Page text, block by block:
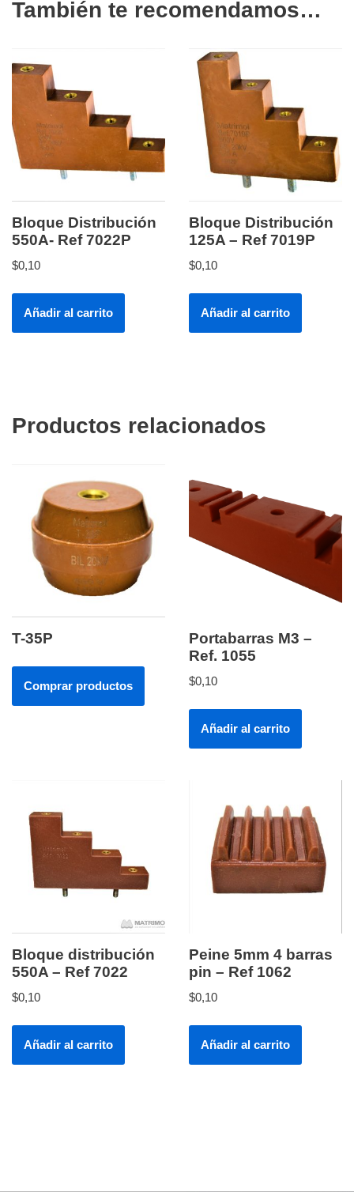
También te recomendamos…
Bloque Distribución
550A- Ref 7022P
$0,10
Añadir al carrito
Bloque Distribución
125A – Ref 7019P
$0,10
Añadir al carrito
Productos relacionados
T-35P
Comprar productos
Portabarras M3 –
Ref. 1055
$0,10
Añadir al carrito
Bloque distribución
550A – Ref 7022
$0,10
Añadir al carrito
Peine 5mm 4 barras
pin – Ref 1062
$0,10
Añadir al carrito